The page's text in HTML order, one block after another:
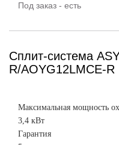
Под заказ - есть
Сплит-система
R/AOYG12LMCE-R
Максимальная мощность
3,4 кВт
Гарантия